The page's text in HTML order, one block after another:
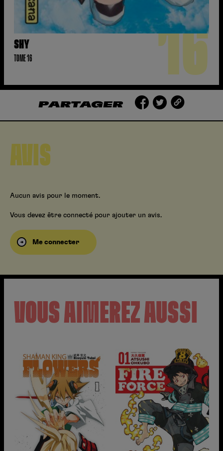
SHY
TOME 16 16
PARTAGER
AVIS
Aucun avis pour le moment.
Vous devez être connecté pour ajouter un avis.
Me connecter
VOUS AIMEREZ AUSSI